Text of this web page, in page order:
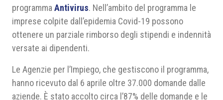
programma Antivirus. Nell’ambito del programma le
imprese colpite dall’epidemia Covid-19 possono
ottenere un parziale rimborso degli stipendi e indennità
versate ai dipendenti.
Le Agenzie per l’Impiego, che gestiscono il programma,
hanno ricevuto dal 6 aprile oltre 37.000 domande dalle
aziende. È stato accolto circa l’87% delle domande e le